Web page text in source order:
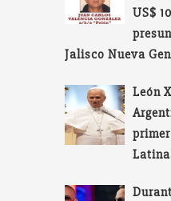
US$
Jalisco Nueva
León